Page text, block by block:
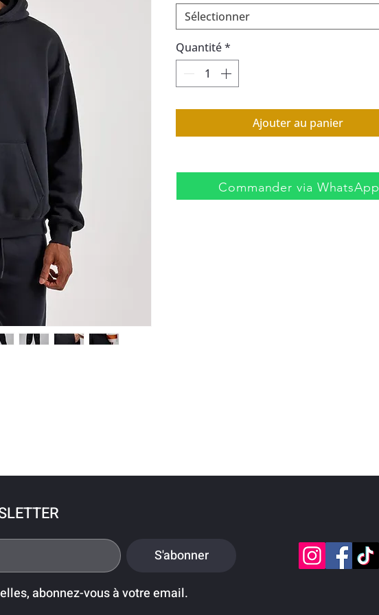
Sélectionner
Quantité*
Ajouter au panier
Commander via WhatsApp
S'abonner
abonnez-vous à votre email.